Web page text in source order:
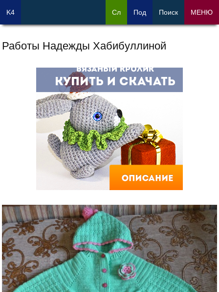
Работы Надежды Хабибуллиной
K4 Сл Под Поиск МЕНЮ